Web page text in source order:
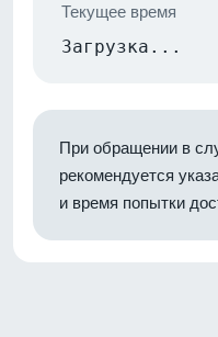
Текущее время
Загрузка...
При обращении в
рекомендуется
и время попытки